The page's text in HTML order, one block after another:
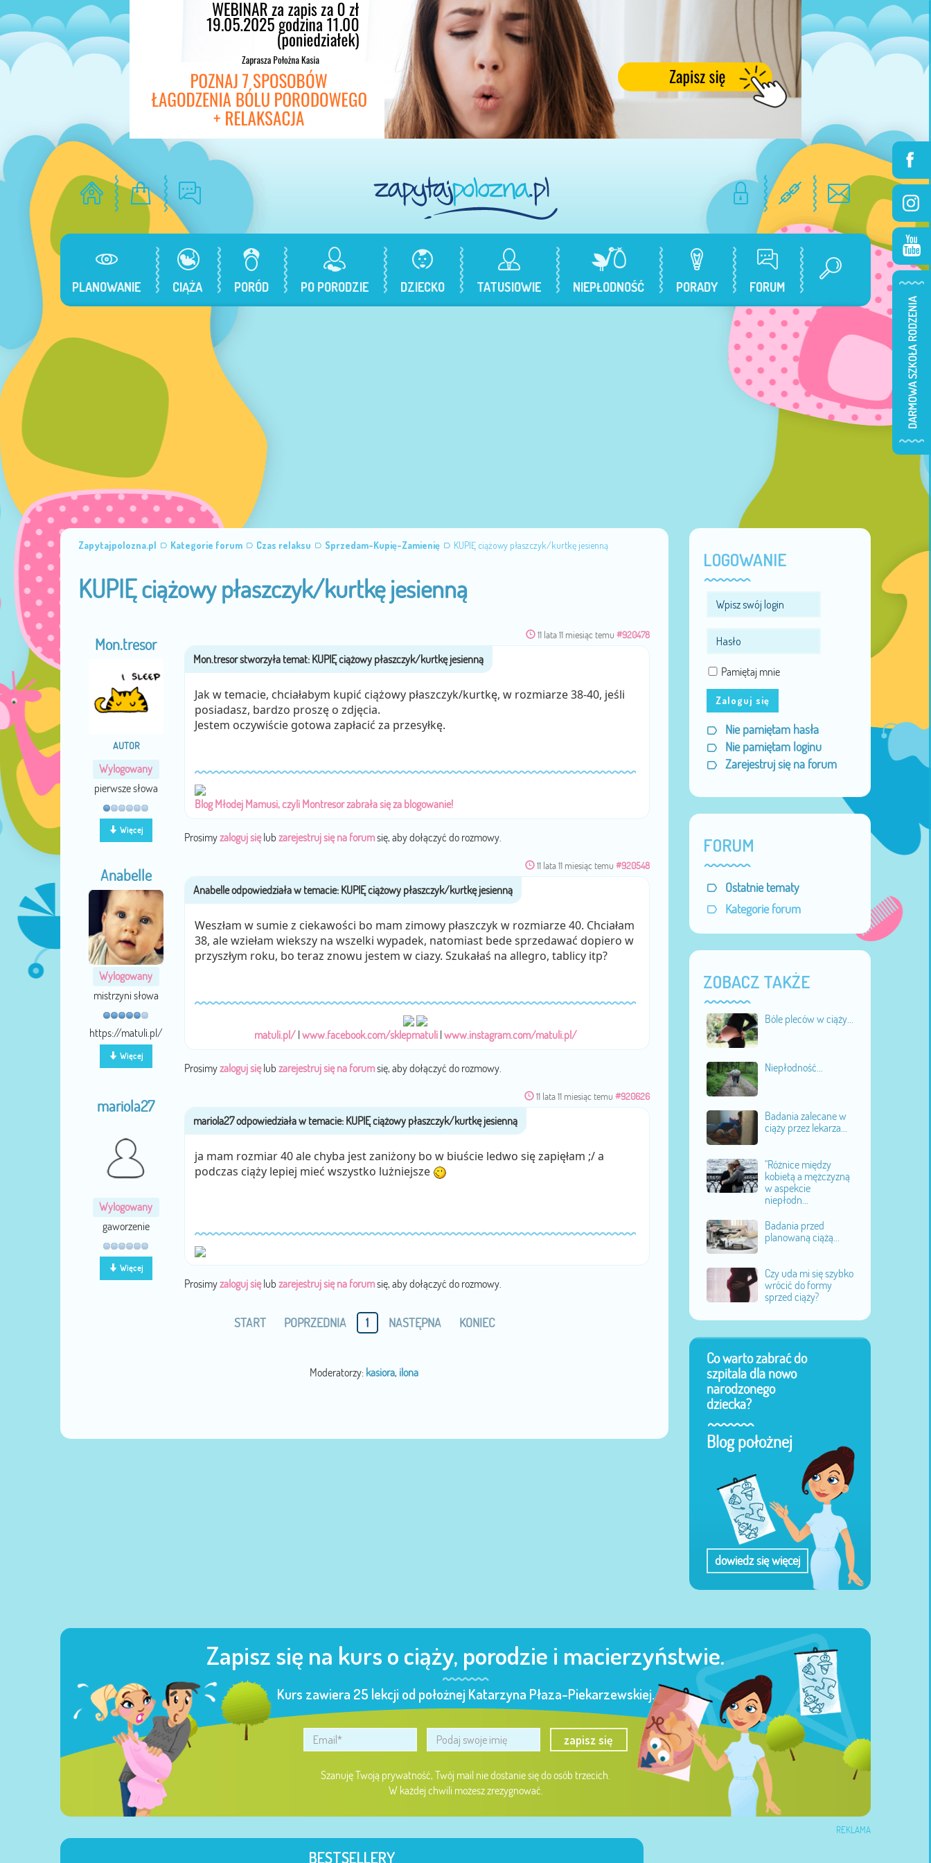
PLANOWANIE CIĄŻA PORÓD PO PORODZIE DZIECKO TATUSIOWIE NIEPŁODNOŚĆ PORADY FORUM
Zapytajpolozna.pl Kategorie forum Czas relaksu Sprzedam-Kupię-Zamienię KUPIĘ ciążowy płaszczyk/kurtkę jesienną
KUPIĘ ciążowy płaszczyk/kurtkę jesienną
Mon.tresor
AUTOR
Wylogowany
pierwsze słowa
Więcej
11 lata 11 miesiąc temu #920478
Jak w temacie, chciałabym kupić ciążowy płaszczyk/kurtkę, w rozmiarze 38-40, jeśli
posiadasz, bardzo proszę o zdjęcia.
Jestem oczywiście gotowa zapłacić za przesyłkę.
Blog Młodej Mamusi, czyli Montresor zabrała się za blogowanie!
Prosimyzaloguj sięlub zarejestruj się na forumsię, aby dołączyć do rozmowy.
Anabelle
Wylogowany
mistrzyni słowa
https://matuli.pl/
Więcej
11 lata 11 miesiąc temu #920548
Weszłam w sumie z ciekawości bo mam zimowy płaszczyk w rozmiarze 40. Chciałam
38, ale wziełam wiekszy na wszelki wypadek, natomiast bede sprzedawać dopiero w
przyszłym roku, bo teraz znowu jestem w ciazy. Szukałaś na allegro, tablicy itp?
matuli.pl/|www.facebook.com/sklepmatuli|www.instagram.com/matuli.pl/
Prosimyzaloguj sięlub zarejestruj się na forumsię, aby dołączyć do rozmowy.
mariola27
Wylogowany
gaworzenie
Więcej
11 lata 11 miesiąc temu #920626
ja mam rozmiar 40 ale chyba jest zaniżony bo w biuście ledwo się zapięłam ;/ a
podczas ciąży lepiej mieć wszystko lużniejsze
Prosimyzaloguj sięlub zarejestruj się na forumsię, aby dołączyć do rozmowy.
START POPRZEDNIA 1 NASTĘPNA KONIEC
Moderatorzy: kasiora, ilona
LOGOWANIE
Pamiętaj mnie
Zaloguj się
Nie pamiętam hasła
Nie pamiętam loginu
Zarejestruj się na forum
FORUM
Ostatnie tematy
Kategorie forum
ZOBACZ TAKŻE
Bóle pleców w ciąży...
Niepłodność...
Badania zalecane w
ciąży przez lekarza...
"Różnice między
kobietą a mężczyzną
w aspekcie
niepłodn...
Badania przed
planowaną ciążą...
Czy uda mi się szybko
wrócić do formy
sprzed ciąży?
Co warto zabrać do
szpitala dla nowo
narodzonego
dziecka?
Blog położnej
dowiedz się więcej
Zapisz się na kurs o ciąży, porodzie i macierzyństwie.
Kurs zawiera 25 lekcji od położnej Katarzyna Płaza-Piekarzewskiej.
zapisz się
Szanuję Twoją prywatność, Twój mail nie dostanie się do osób trzecich.
W każdej chwili możesz zrezygnować.
REKLAMA
BESTSELLERY